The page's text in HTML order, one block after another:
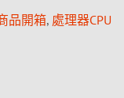
品開箱, 處理器CPU